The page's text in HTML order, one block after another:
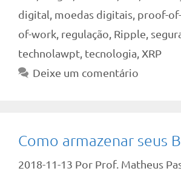
digital, moedas digitais, proof-
of-work, regulação, Ripple,
technolawpt, tecnologia, XRP
Deixe um comentário
Como armazenar seus
2018-11-13 Por Prof. Matheus